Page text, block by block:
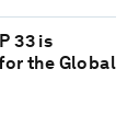
33 is
the Global